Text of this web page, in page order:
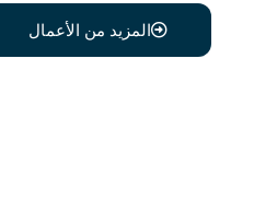
المزيد من الأعمال